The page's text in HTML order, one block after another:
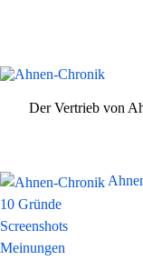
Der Vertrieb von
10 Gründe
Screenshots
Meinungen